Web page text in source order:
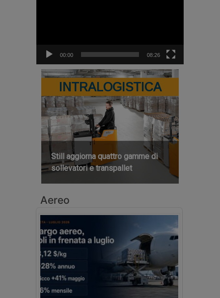
00:00 08:26
INTRALOGISTICA
Still aggiorna quattro gamme di
sollevatori e transpallet
Aereo